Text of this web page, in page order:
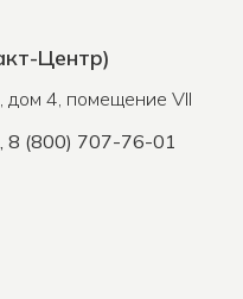
Центр)
дом 4, помещение VII
8 (800) 707-76-01